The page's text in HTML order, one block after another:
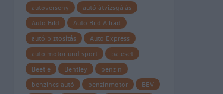
autóverseny
autó átvizsgálás
Auto Bild
Auto Bild Allrad
autó biztosítás
Auto Express
auto motor und sport
baleset
Beetle
Bentley
benzin
benzines autó
benzinmotor
BEV